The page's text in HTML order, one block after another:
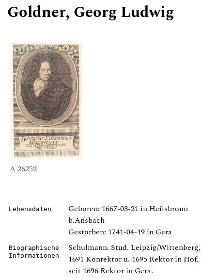
Goldner, Georg Ludwig
A 26252
Lebensdaten
Geboren: 1667-03-21 in Heilsbronn
b.Ansbach
Gestorben: 1741-04-19 in Gera
Biographische
Informationen
Schulmann. Stud. Leipzig/Wittenberg,
1691 Konrektor u. 1695 Rektor in Hof,
seit 1696 Rektor in Gera.